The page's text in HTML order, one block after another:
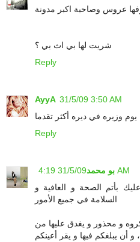
عروس وصاحبة اكبر مدونة
شريت لها بي اث بي ؟
Reply
AyyA 31/5/09 3:50 AM
وزيره في ديره أكثر تقدما
Reply
بو محمد 31/5/09 4:19 AM
بأتم الصحة و العافية و
السلامة في جميع الأمور
و محذور و يغدق عليها من
و أن يبلغكم فيها و يقر أعينكم